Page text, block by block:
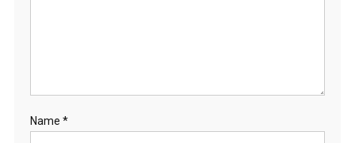
Name *